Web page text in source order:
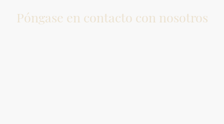
Póngase en contacto con nosotros